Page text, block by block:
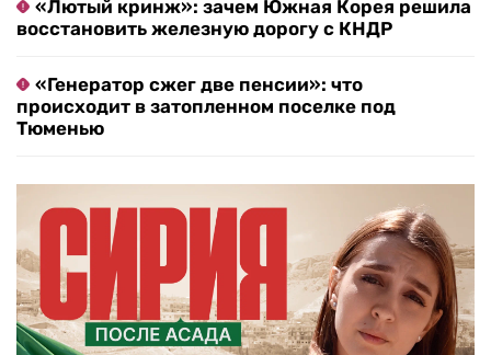
«Лютый кринж»: зачем Южная Корея решила
восстановить железную дорогу с КНДР
«Генератор сжег две пенсии»: что
происходит в затопленном поселке под
Тюменью